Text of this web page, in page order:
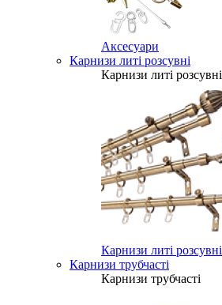
Аксесуари
Карнизи литі розсувні
Карнизи литі розсувні
Карнизи литі розсувні
Карнизи трубчасті
Карнизи трубчасті